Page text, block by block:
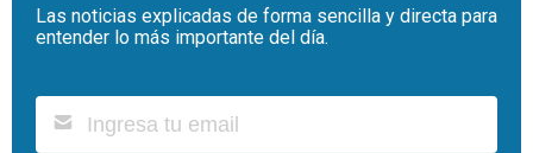
Las noticias explicadas de forma sencilla y directa para
entender lo más importante del día.